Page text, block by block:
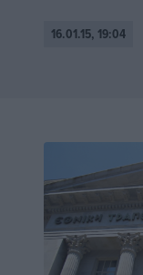
16.01.15, 19:04